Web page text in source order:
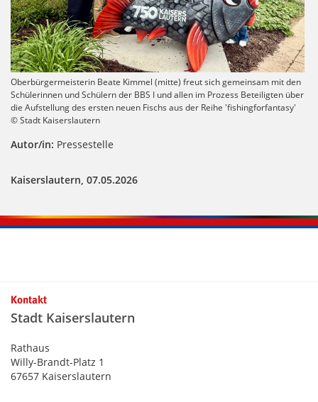
Oberbürgermeisterin Beate Kimmel (mitte) freut sich gemeinsam mit den
Schülerinnen und Schülern der BBS I und allen im Prozess Beteiligten über
die Aufstellung des ersten neuen Fischs aus der Reihe 'fishingforfantasy'
© Stadt Kaiserslautern
Autor/in: Pressestelle
Kaiserslautern, 07.05.2026
Kontakt
Stadt Kaiserslautern
Rathaus
Willy-Brandt-Platz 1
67657 Kaiserslautern